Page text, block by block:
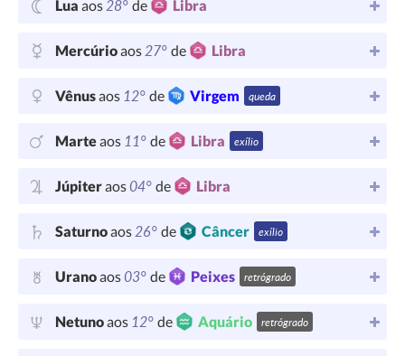
Lua aos28° de Libra
Mercúrioaos27° de Libra
Vênusaos 12° de Virgem queda
Marteaos 11° de Libra exílio
Júpiteraos04° de Libra
Saturnoaos26° de Câncer exílio
Uranoaos03° de Peixes retrógrado
Netunoaos 12° de Aquário retrógrado